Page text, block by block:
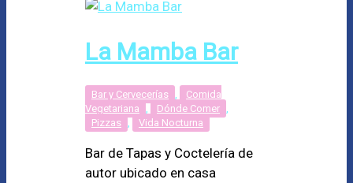
La Mamba Bar
Bar y Cervecerías
Comida
Vegetariana
Dónde Comer
Pizzas
Vida Nocturna
Bar de Tapas y Coctelería de
autor ubicado en casa